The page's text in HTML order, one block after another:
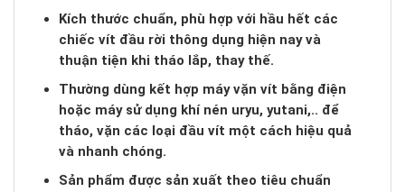
Kích thước chuẩn, phù hợp với hầu hết các
chiếc vít đầu rời thông dụng hiện nay và
thuận tiện khi tháo lắp, thay thế.
Thường dùng kết hợp máy vặn vít bằng điện
hoặc máy sử dụng khí nén uryu, yutani,.. để
tháo, vặn các loại đầu vít một cách hiệu quả
và nhanh chóng.
Sản phẩm được sản xuất theo tiêu chuẩn